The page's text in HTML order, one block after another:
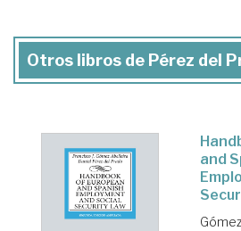
Otros libros de Pérez del
and